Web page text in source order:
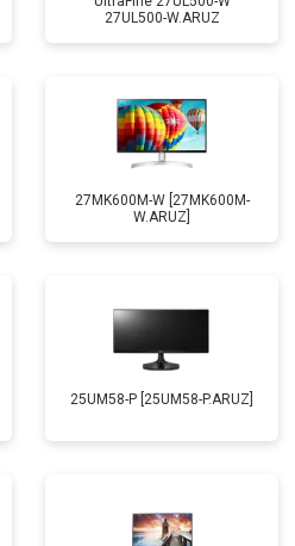
27UL500-W.ARUZ
27MK600M-W [27MK600M-
W.ARUZ]
25UM58-P [25UM58-P.ARUZ]